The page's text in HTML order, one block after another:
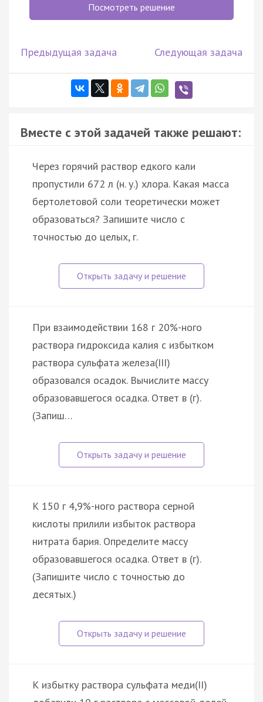
Посмотреть решение
Предыдущая задача Следующая задача
Вместе с этой задачей также решают:
Через горячий раствор едкого кали
пропустили 672 л (н. у.) хлора. Какая масса
бертолетовой соли теоретически может
образоваться? Запишите число с
точностью до целых, г.
При взаимодействии 168 г 20%-ного
раствора гидроксида калия с избытком
раствора сульфата железа(III)
образовался осадок. Вычислите массу
образовавшегося осадка. Ответ в (г).
(Запиш…
К 150 г 4,9%-ного раствора серной
кислоты прилили избыток раствора
нитрата бария. Определите массу
образовавшегося осадка. Ответ в (г).
(Запишите число с точностью до
десятых.)
К избытку раствора сульфата меди(II)